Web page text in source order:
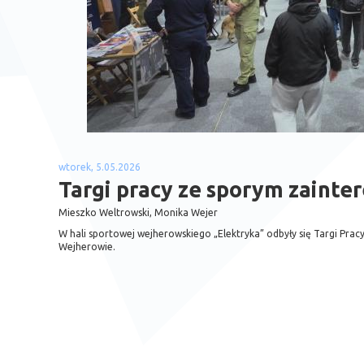
wtorek, 5.05.2026
Targi pracy ze sporym
Mieszko Weltrowski, Monika Wejer
W hali sportowej wejherowskiego „Elektryka” odbyły się Targi
Wejherowie.